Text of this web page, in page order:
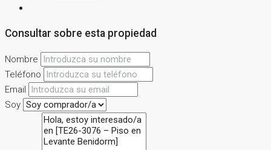
Consultar sobre esta propiedad
Nombre
Teléfono
Email
Soy